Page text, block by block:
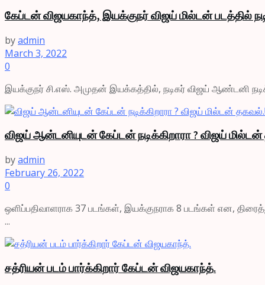
கேப்டன் விஜயகாந்த், இயக்குநர் விஜய் மில்டன் படத்தில்
byadmin
March 3, 2022
0
இயக்குநர் சி.எஸ். அமுதன் இயக்கத்தில், நடிகர் விஜய் ஆண்டனி
விஜய் ஆன்டனியுடன் கேப்டன் நடிக்கிறாரா ? விஜய்
byadmin
February 26, 2022
0
ஒளிப்பதிவாளராக 37 படங்கள், இயக்குநராக 8 படங்கள் என,
...
சத்ரியன் படம் பார்க்கிறார் கேப்டன் விஜயகாந்த்.